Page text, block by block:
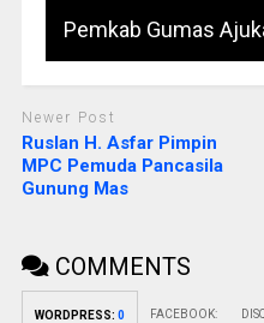
Pemkab Gumas
Newer Post
Ruslan H. Asfar Pimpin
MPC Pemuda Pancasila
Gunung Mas
COMMENTS
WORDPRESS: 0 FACEBOOK: